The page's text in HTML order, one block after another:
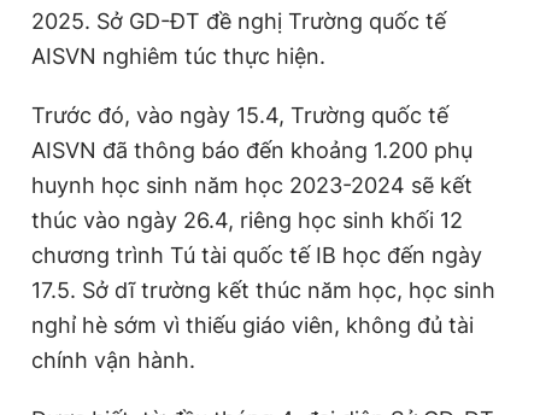
2025. Sở GD-ĐT đề nghị Trường quốc tế
AISVN nghiêm túc thực hiện.
Trước đó, vào ngày 15.4, Trường quốc tế
AISVN đã thông báo đến khoảng 1.200 phụ
huynh học sinh năm học 2023-2024 sẽ kết
thúc vào ngày 26.4, riêng học sinh khối 12
chương trình Tú tài quốc tế IB học đến ngày
17.5. Sở dĩ trường kết thúc năm học, học sinh
nghỉ hè sớm vì thiếu giáo viên, không đủ tài
chính vận hành.